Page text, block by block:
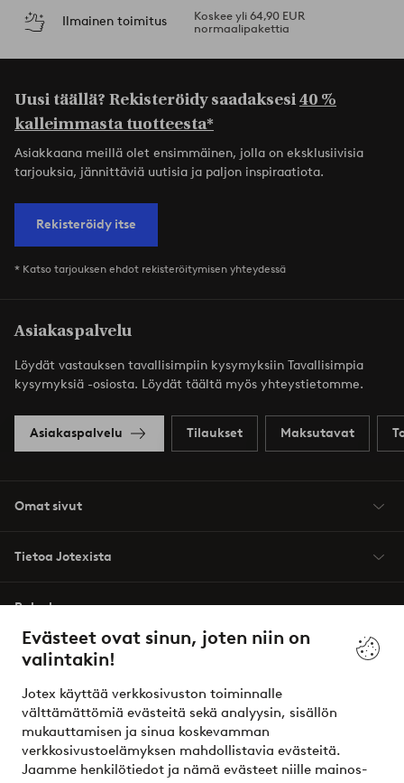
Evästeet ovat sinun, joten niin on
valintakin!
Jotex käyttää verkkosivuston toiminnalle
välttämättömiä evästeitä sekä analyysin, sisällön
mukauttamisen ja sinua koskevamman
verkkosivustoelämyksen mahdollistavia evästeitä.
Jaamme henkilötiedot ja nämä evästeet niille mainos-
Ilmainen toimitus
Koskee yli 64,90 EUR
normaalipakettia
Uusi täällä? Rekisteröidy saadaksesi40 %
kalleimmasta tuotteesta*
Asiakkaana meillä olet ensimmäinen, jolla on eksklusiivisia
tarjouksia, jännittäviä uutisia ja paljon inspiraatiota.
Rekisteröidy itse
* Katso tarjouksen ehdot rekisteröitymisen yhteydessä
Asiakaspalvelu
Löydät vastauksen tavallisimpiin kysymyksiin Tavallisimpia
kysymyksiä -osiosta. Löydät täältä myös yhteystietomme.
Asiakaspalvelu Tilaukset Maksutavat
Omat sivut
Tietoa Jotexista
Palvelumme
Ehdot
Ystävät